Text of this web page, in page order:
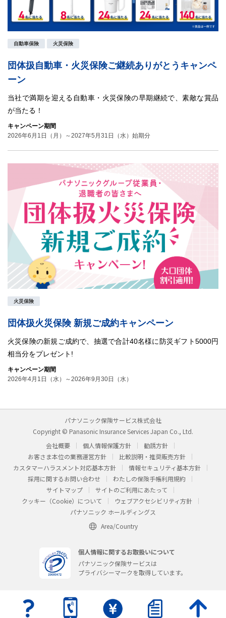
自動車保険 火災保険
団体扱自動車・火災保険ご継続ありがとうキャンペ
ーン
当社で満期を迎える自動車・火災保険の早期継続で、素敵な賞品
が当たる！
キャンペーン期間
2026年6月1日（月）～2027年5月31日（水）始期分
火災保険
団体扱火災保険 新規ご成約キャンペーン
火災保険の新規ご成約で、抽選で合計40名様に防災ギフト5000円
相当分をプレゼント!
キャンペーン期間
2026年4月1日（水）～2026年9月30日（水）
パナソニック保険サービス株式会社
Copyright © Panasonic Insurance Services Japan Co., Ltd.
会社概要
個人情報保護方針
勧誘方針
お客さま本位の業務運営方針
比較説明・推奨販売方針
カスタマーハラスメント対応基本方針
情報セキュリティ基本方針
採用に関するお問い合わせ
わたしの保険手帳利用規約
サイトマップ
サイトのご利用にあたって
クッキー（Cookie）について
ウェブアクセシビリティ方針
パナソニック ホールディングス
Area/Country
個人情報に関するお取扱いについて
パナソニック保険サービスは
プライバシーマークを取得しています。